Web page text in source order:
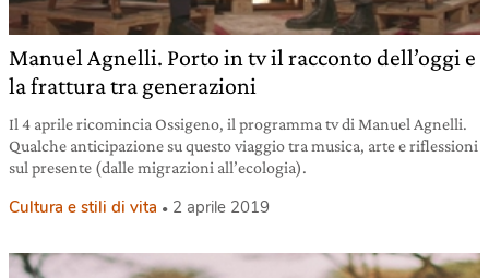
Manuel Agnelli. Porto in tv il racconto dell’oggi e
la frattura tra generazioni
Il 4 aprile ricomincia Ossigeno, il programma tv di Manuel Agnelli.
Qualche anticipazione su questo viaggio tra musica, arte e riflessioni
sul presente (dalle migrazioni all’ecologia).
Cultura e stili di vita 2 aprile 2019